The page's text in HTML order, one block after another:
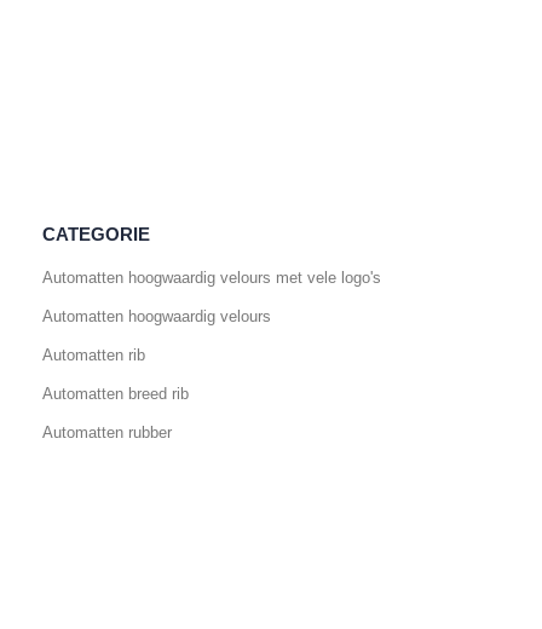
CATEGORIE
Automatten hoogwaardig velours met vele logo's
Automatten hoogwaardig velours
Automatten rib
Automatten breed rib
Automatten rubber